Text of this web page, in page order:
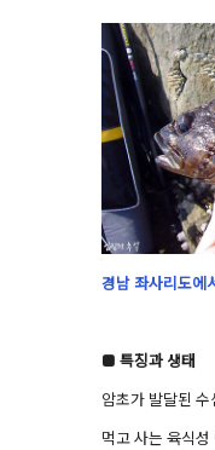
경남 좌사리도에
■ 특징과 생태
암초가 발달된
먹고 사는 육식